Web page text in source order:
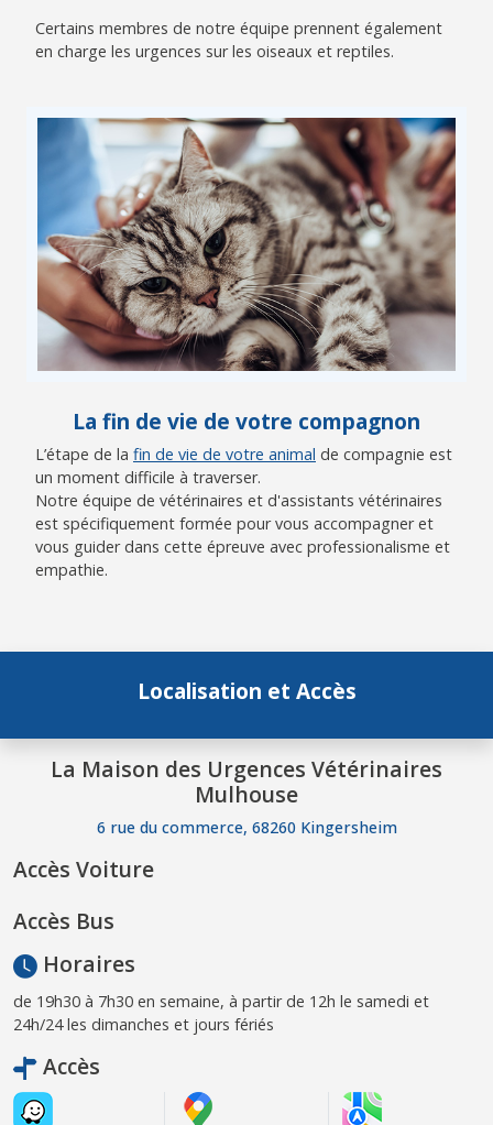
Certains membres de notre équipe prennent également
en charge les urgences sur les oiseaux et reptiles.
La fin de vie de votre compagnon
L’étape de la fin de vie de votre animal de compagnie est
un moment difficile à traverser.
Notre équipe de vétérinaires et d'assistants vétérinaires
est spécifiquement formée pour vous accompagner et
vous guider dans cette épreuve avec professionalisme et
empathie.
Localisation et Accès
La Maison des Urgences Vétérinaires
Mulhouse
6 rue du commerce, 68260 Kingersheim
Accès Voiture
Accès Bus
Horaires
de 19h30 à 7h30 en semaine, à partir de 12h le samedi et
24h/24 les dimanches et jours fériés
Accès